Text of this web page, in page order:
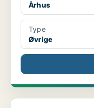
Århus
Type
Øvrige
IT Supporter